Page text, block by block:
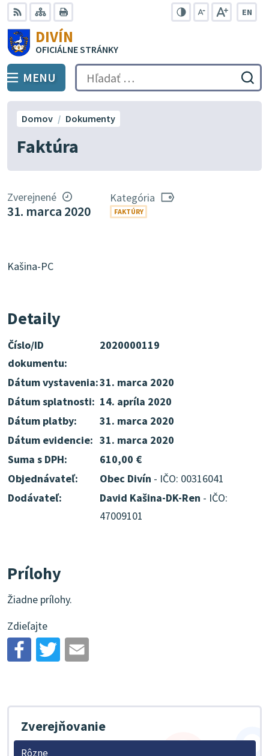
Preskočiť
na
obsah
RSS Mapa
EN
DIVÍN
OFICIÁLNE STRÁNKY
PREPNÚŤ
MENU Hľadať:
Faktúra
Domov Dokumenty
Zverejnené
31. marca 2020
Kategória
FAKTÚRY
Kašina-PC
Detaily
Číslo/ID
dokumentu:
2020000119
Dátum vystavenia:31. marca 2020
Dátum splatnosti: 14. apríla 2020
Dátum platby:
31. marca 2020
Dátum evidencie: 31. marca 2020
Suma s DPH:
610,00 €
Objednávateľ:
Obec Divín - IČO: 00316041
Dodávateľ:
David Kašina-DK-Ren - IČO:
47009101
Prílohy
Žiadne prílohy.
Zdieľajte
Zverejňovanie
Rôzne